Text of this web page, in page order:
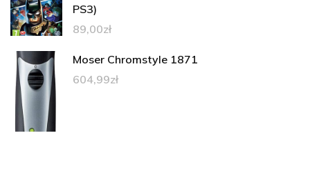
PS3)
89,00zł
Moser Chromstyle 1871
604,99zł